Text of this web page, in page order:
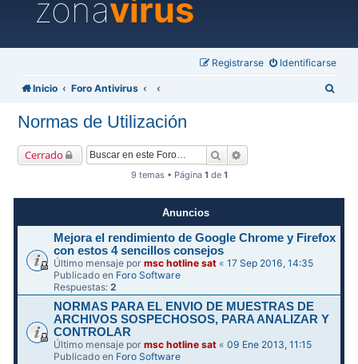
zonavirus
Identificarse
Registrarse
Inicio Foro Antivirus
Normas de Utilización
Cerrado Buscar
9 temas • Página 1 de 1
Anuncios
Mejora el rendimiento de Google Chrome y Firefox
con estos 4 sencillos consejos
Último mensaje pormsc hotline sat «17 Sep 2016, 14:35
Publicado en Foro Software
Respuestas:2
NORMAS PARA EL ENVIO DE MUESTRAS DE
ARCHIVOS SOSPECHOSOS, PARA ANALIZAR Y
CONTROLAR
Último mensaje pormsc hotline sat «09 Ene 2013, 11:15
Publicado en Foro Software